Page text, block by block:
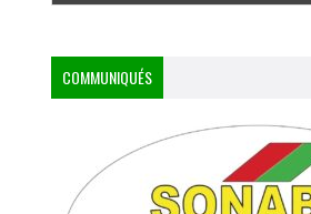
COMMUNIQUÉS